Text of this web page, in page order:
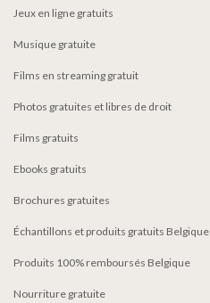
Jeux en ligne gratuits
Musique gratuite
Films en streaming gratuit
Photos gratuites et libres de droit
Films gratuits
Ebooks gratuits
Brochures gratuites
Échantillons et produits gratuits Belgique
Produits 100% remboursés Belgique
Nourriture gratuite